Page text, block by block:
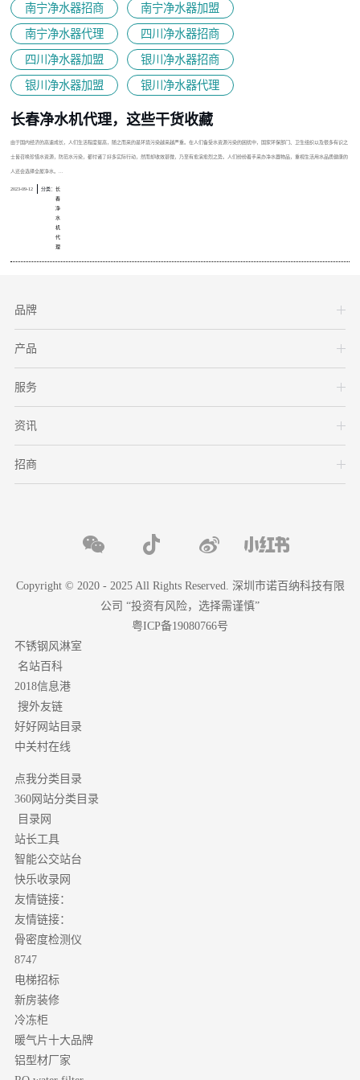
南宁净水器招商
南宁净水器加盟
南宁净水器代理
四川净水器招商
四川净水器加盟
银川净水器招商
银川净水器加盟
银川净水器代理
长春净水机代理，这些干货收藏
由于国内经济的高速成长，人们生活程度提高，随之而来的是环境污染越来越严重。在人们备受水资源污染的困扰中，国家环保部门、卫生组织以及很多有识之
士皆召唤珍惜水资源，防范水污染，都付诸了好多实际行动，然而却收效甚微，乃至有愈演愈烈之势。人们纷纷着手采办净水器物品，重视生活用水品质健康的
人还会选择全屋净水。...
2023-09-12 分类： 长
春
净
水
机
代
理
品牌
产品
服务
资讯
招商
Copyright © 2020 - 2025 All Rights Reserved. 深圳市诺百纳科技有限
公司 “投资有风险，选择需谨慎”
粤ICP备19080766号
不锈钢风淋室
名站百科
2018信息港
搜外友链
好好网站目录
中关村在线
点我分类目录
360网站分类目录
目录网
站长工具
智能公交站台
快乐收录网
友情链接：
友情链接：
骨密度检测仪
8747
电梯招标
新房装修
冷冻柜
暖气片十大品牌
铝型材厂家